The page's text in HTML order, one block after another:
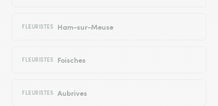
FLEURISTES Ham-sur-Meuse
FLEURISTES Foisches
FLEURISTES Aubrives